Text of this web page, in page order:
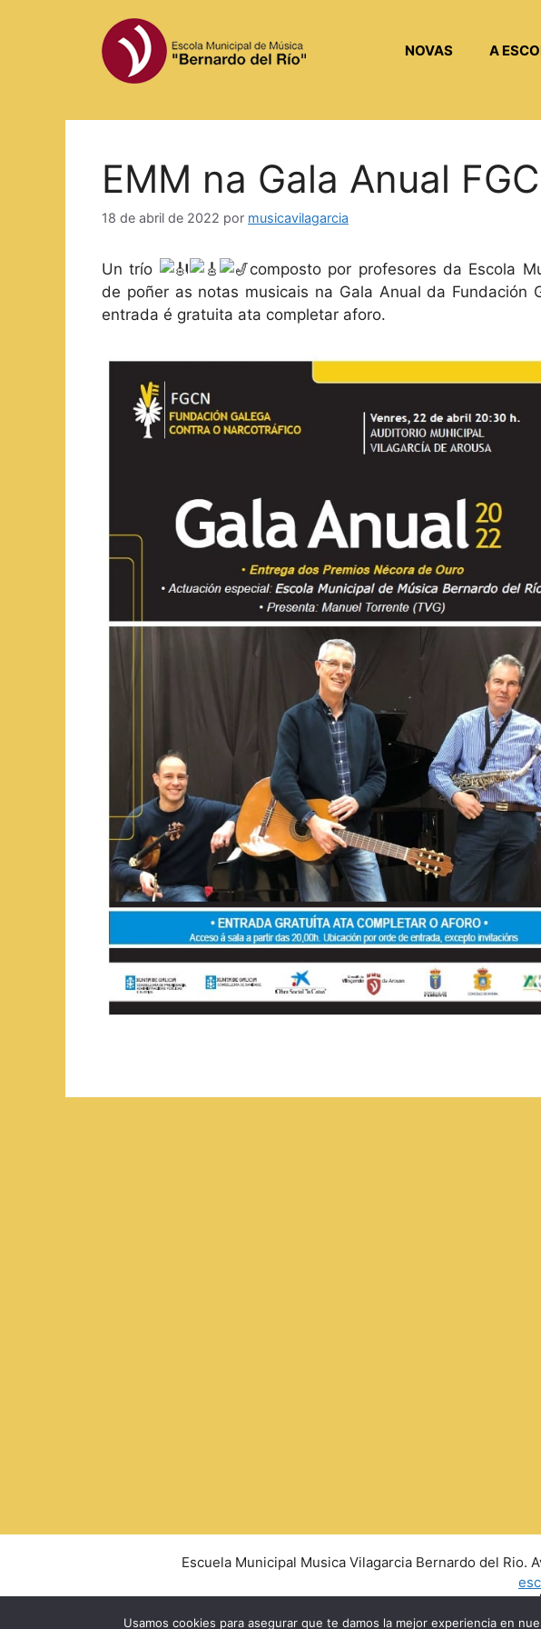
NOVAS A
EMM na Gala Anual
18 de abril de 2022 por musicavilagarcia
Un trío
composto por profesores da Escola
de poñer as notas musicais na Gala Anual da Fundación
entrada é gratuita ata completar aforo.
Escuela Municipal Musica Vilagarcia Bernardo del Rio.
Aviso Legal
Usamos cookies para asegurar que te damos la mejor experiencia en